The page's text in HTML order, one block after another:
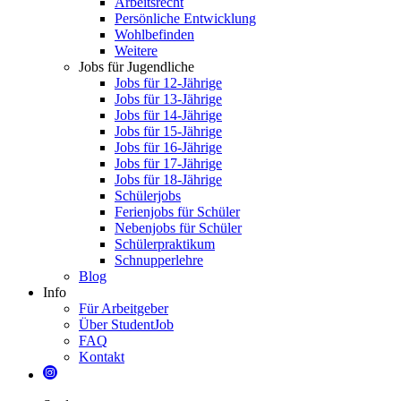
Persönliche Entwicklung
Wohlbefinden
Weitere
Jobs für Jugendliche
Jobs für 12-Jährige
Jobs für 13-Jährige
Jobs für 14-Jährige
Jobs für 15-Jährige
Jobs für 16-Jährige
Jobs für 17-Jährige
Jobs für 18-Jährige
Schülerjobs
Ferienjobs für Schüler
Nebenjobs für Schüler
Schülerpraktikum
Schnupperlehre
Blog
Info
Für Arbeitgeber
Über StudentJob
FAQ
Kontakt